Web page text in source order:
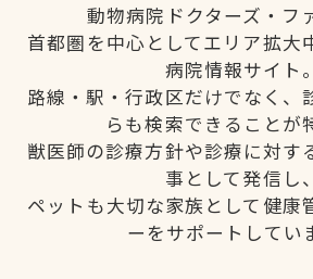
動物病院ドクターズ・フ
首都圏を中心としてエリア拡大
病院情報サイト。
路線・駅・行政区だけでなく、
らも検索できることが
獣医師の診療方針や診療に対す
事として発信し、
ペットも大切な家族として健康
ーをサポートしてい